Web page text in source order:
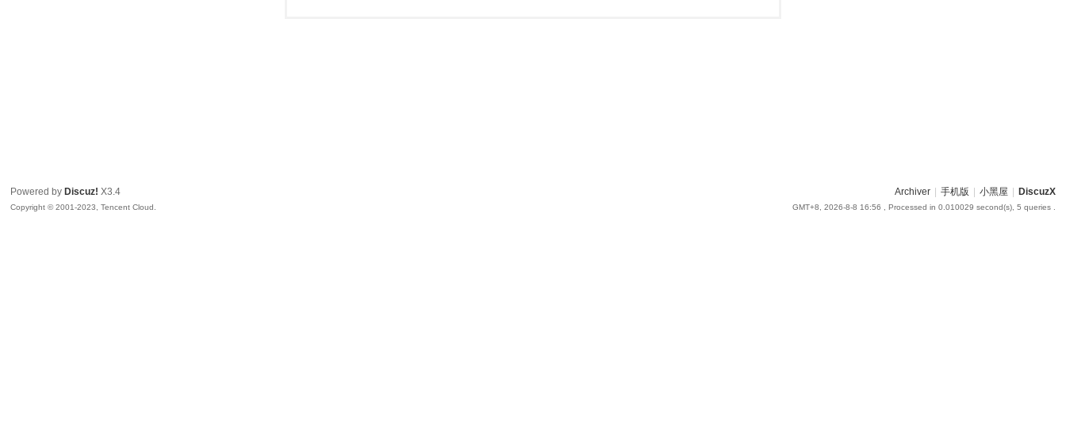
Archiver 手机版 小黑屋 DiscuzX
GMT+8, 2026-8-8 16:56 , Processed in 0.010029 second(s), 5 queries .
Powered by Discuz! X3.4
Copyright © 2001-2023, Tencent Cloud.